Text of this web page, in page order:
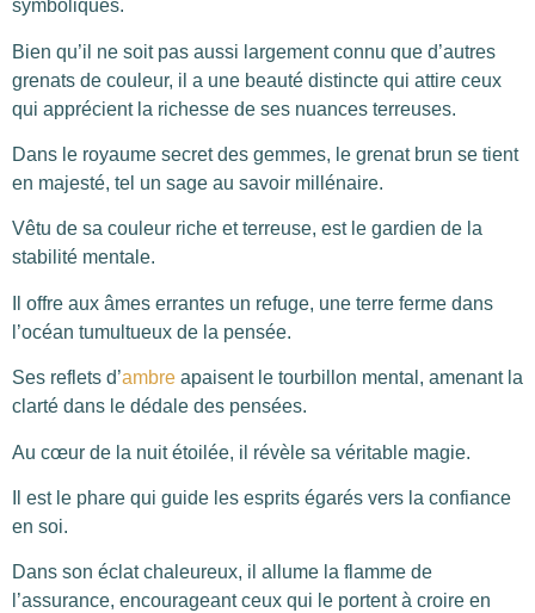
symboliques.
Bien qu’il ne soit pas aussi largement connu que d’autres
grenats de couleur, il a une beauté distincte qui attire ceux
qui apprécient la richesse de ses nuances terreuses.
Dans le royaume secret des gemmes, le grenat brun se tient
en majesté, tel un sage au savoir millénaire.
Vêtu de sa couleur riche et terreuse, est le gardien de la
stabilité mentale.
Il offre aux âmes errantes un refuge, une terre ferme dans
l’océan tumultueux de la pensée.
Ses reflets d’ambre apaisent le tourbillon mental, amenant la
clarté dans le dédale des pensées.
Au cœur de la nuit étoilée, il révèle sa véritable magie.
Il est le phare qui guide les esprits égarés vers la confiance
en soi.
Dans son éclat chaleureux, il allume la flamme de
l’assurance, encourageant ceux qui le portent à croire en